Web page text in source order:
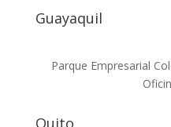
Guayaquil
Parque Empresarial
Quito